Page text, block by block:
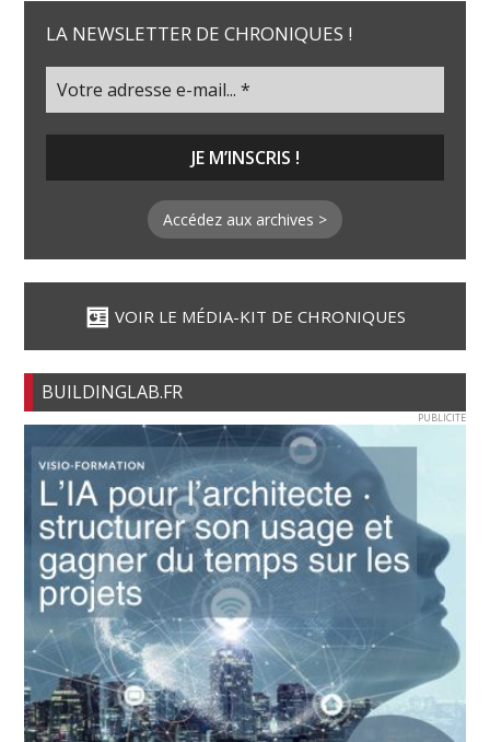
LA NEWSLETTER DE CHRONIQUES !
Accédez aux archives >
VOIR LE MÉDIA-KIT DE CHRONIQUES
BUILDINGLAB.FR
PUBLICITE